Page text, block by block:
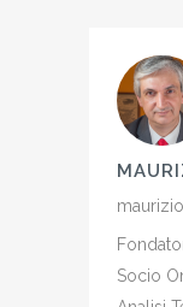
Socio